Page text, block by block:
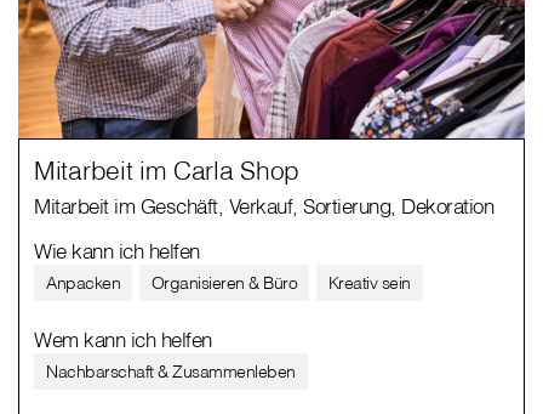
Mitarbeit im Carla Shop
Mitarbeit im Geschäft, Verkauf, Sortierung, Dekoration
Wie kann ich helfen
Anpacken Organisieren & Büro Kreativ sein
Wem kann ich helfen
Nachbarschaft & Zusammenleben